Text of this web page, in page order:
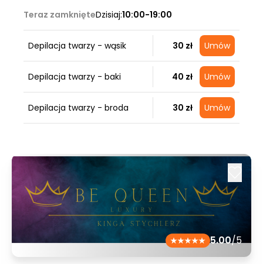
Teraz zamknięteDzisiaj:10:00-19:00
Depilacja twarzy - wąsik 30 zł Umów
Depilacja twarzy - baki 40 zł Umów
Depilacja twarzy - broda 30 zł Umów
5.00/5